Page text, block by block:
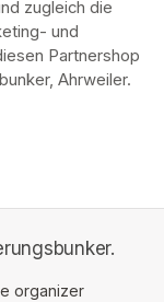
zugleich die
und
Partnershop
Ahrweiler.
organizer